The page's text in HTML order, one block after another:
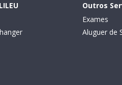
Outros
Exames
Aluguer de